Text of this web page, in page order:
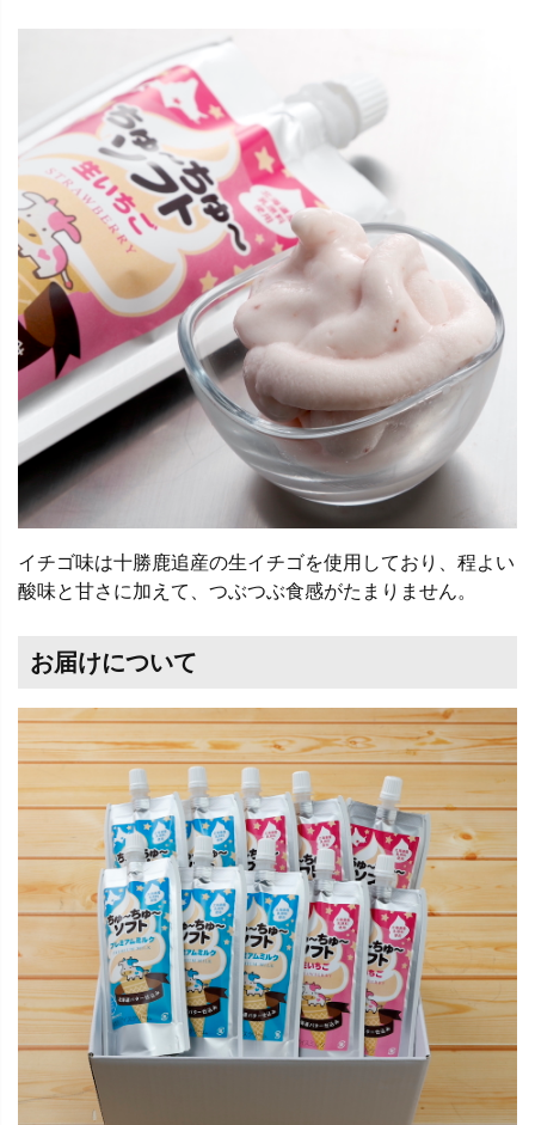
イチゴ味は十勝鹿追産の生イチゴを使用しており、程よい
酸味と甘さに加えて、つぶつぶ食感がたまりません。
お届けについて